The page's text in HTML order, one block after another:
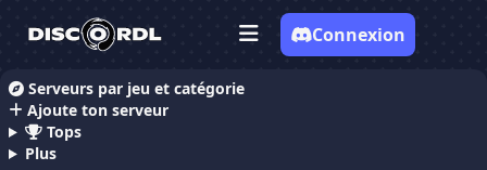
Serveurs par jeu et catégorie
Ajoute ton serveur
Tops
Plus
Connexion
Accueil Serveurs Discord RolePlay